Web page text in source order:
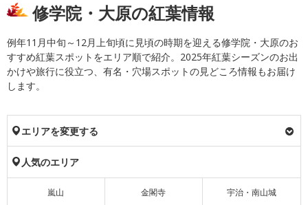
修学院・大原の紅葉情報
例年11月中旬～12月上旬頃に見頃の時期を迎える修学院・大原のお
すすめ紅葉スポットをエリア順で紹介。2025年紅葉シーズンのお出
かけや旅行に役立つ、有名・穴場スポットの見どころ情報もお届け
します。
エリアを変更する
人気のエリア
嵐山 金閣寺 宇治・南山城